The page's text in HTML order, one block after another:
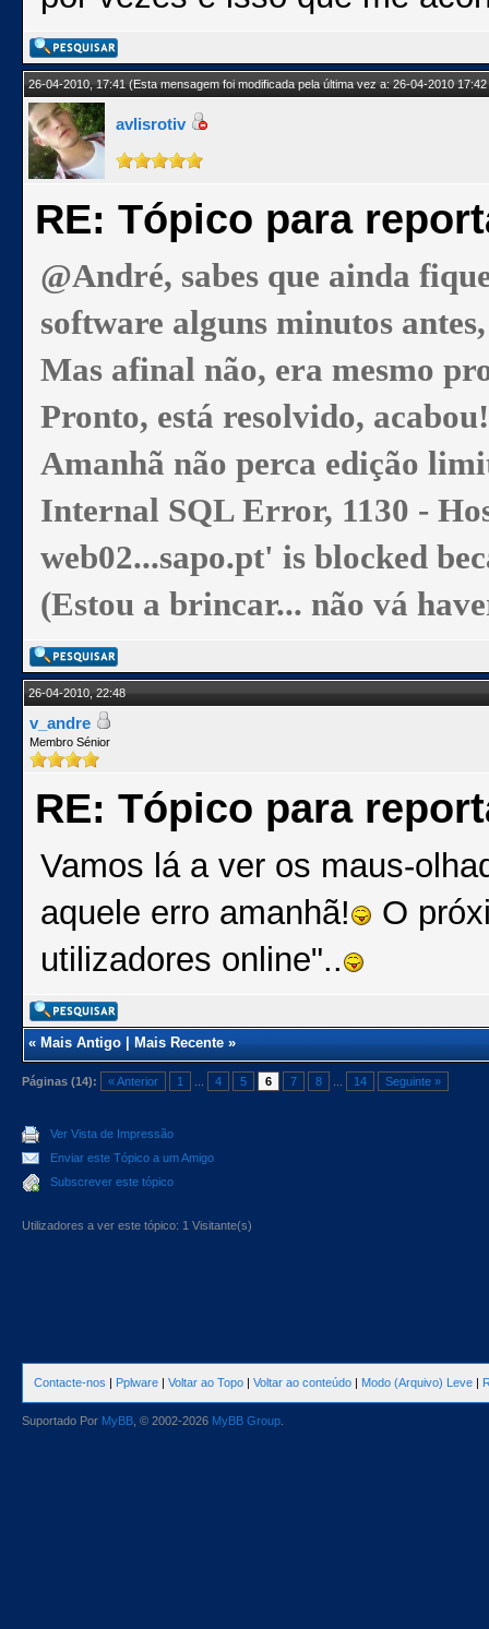
26-04-2010, 17:41(Esta mensagem foi modificada pela última vez a: 26-04-2010
avlisrotiv
RE: Tópico para
@André, sabes que ainda
software alguns minutos
Mas afinal não, era mesmo
Pronto, está resolvido, acabou!
Amanhã não perca edição
Internal SQL Error, 1130 -
web02...sapo.pt' is blocked
(Estou a brincar... não vá
26-04-2010, 22:48
v_andre
Membro Sénior
RE: Tópico para
Vamos lá a ver os maus-
aquele erro amanhã!
O
utilizadores online"..
«Mais Antigo|Mais Recente»
Páginas (14): « Anterior 1 4 5 6 7 8 14 Seguinte »
Ver Vista de Impressão
Enviar este Tópico a um Amigo
Subscrever este tópico
Utilizadores a ver este tópico: 1 Visitante(s)
Contacte-nos | Pplware | Voltar ao Topo | Voltar ao conteúdo | Modo (Arquivo) Leve |
Suportado Por MyBB , © 2002-2026 MyBB Group